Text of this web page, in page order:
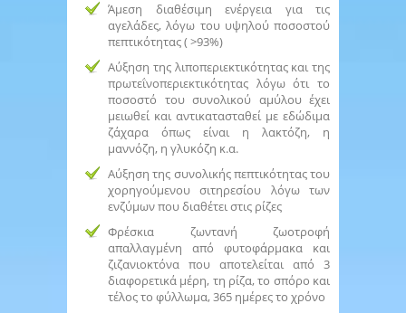
Άμεση διαθέσιμη ενέργεια για τις
αγελάδες, λόγω του υψηλού ποσοστού
πεπτικότητας ( >93%)
Αύξηση της λιποπεριεκτικότητας και της
πρωτεΐνοπεριεκτικότητας λόγω ότι το
ποσοστό του συνολικού αμύλου έχει
μειωθεί και αντικατασταθεί με εδώδιμα
ζάχαρα όπως είναι η λακτόζη, η
μαννόζη, η γλυκόζη κ.α.
Αύξηση της συνολικής πεπτικότητας του
χορηγούμενου σιτηρεσίου λόγω των
ενζύμων που διαθέτει στις ρίζες
Φρέσκια ζωντανή ζωοτροφή
απαλλαγμένη από φυτοφάρμακα και
ζιζανιοκτόνα που αποτελείται από 3
διαφορετικά μέρη, τη ρίζα, το σπόρο και
τέλος το φύλλωμα, 365 ημέρες το χρόνο